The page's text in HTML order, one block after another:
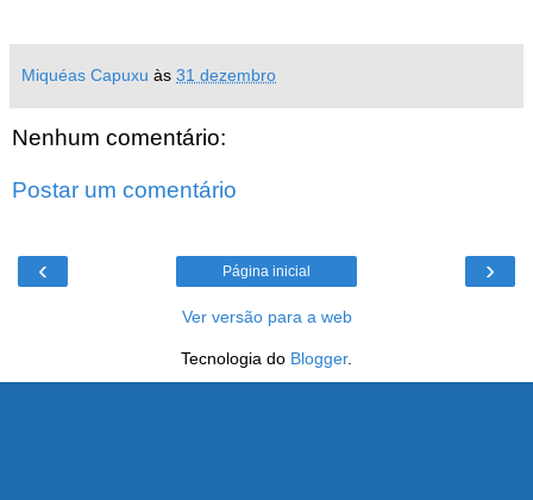
Miquéas Capuxu às 31 dezembro
Nenhum comentário:
Postar um comentário
‹ ›
Página inicial
Ver versão para a web
Tecnologia do Blogger.